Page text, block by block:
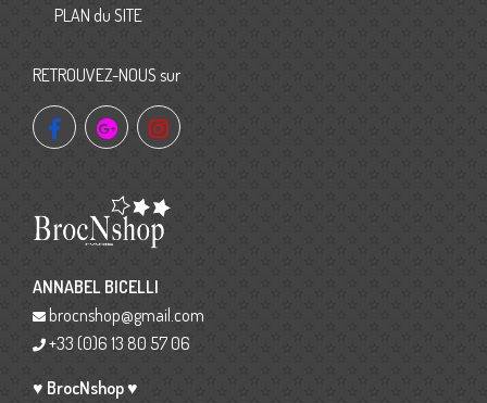
PLAN du SITE
RETROUVEZ-NOUS sur
ANNABEL BICELLI
brocnshop@gmail.com
+33 (0)6 13 80 57 06
♥ BrocNshop ♥